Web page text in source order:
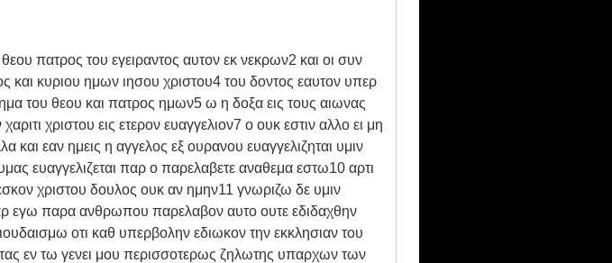
πατρος του εγειραντος αυτον εκ νεκρων2 και οι συν
και κυριου ημων ιησου χριστου4 του δοντος εαυτον υπερ
του θεου και πατρος ημων5 ω η δοξα εις τους αιωνας
χριστου εις ετερον ευαγγελιον7 ο ουκ εστιν αλλο ει μη
και εαν ημεις η αγγελος εξ ουρανου ευαγγελιζηται υμιν
ευαγγελιζεται παρ ο παρελαβετε αναθεμα εστω10 αρτι
χριστου δουλος ουκ αν ημην11 γνωριζω δε υμιν
εγω παρα ανθρωπου παρελαβον αυτο ουτε εδιδαχθην
οτι καθ υπερβολην εδιωκον την εκκλησιαν του
εν τω γενει μου περισσοτερως ζηλωτης υπαρχων των